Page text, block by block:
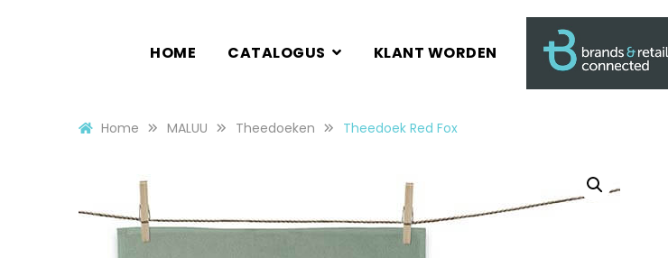
HOME CATALOGUS KLANT WORDEN
Home MALUU Theedoeken Theedoek Red Fox